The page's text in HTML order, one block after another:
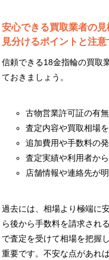
安心できる買取業者の
見分けるポイントと注
信頼できる18金指輪の買取
ておきましょう。
古物営業許可証の有
査定内容や買取相場
追加費用や手数料の
査定実績や利用者か
店舗情報や連絡先が
過去には、相場より極端に
ら後から手数料を請求され
で査定を受けて相場を把握
重要です。不安な点があれ